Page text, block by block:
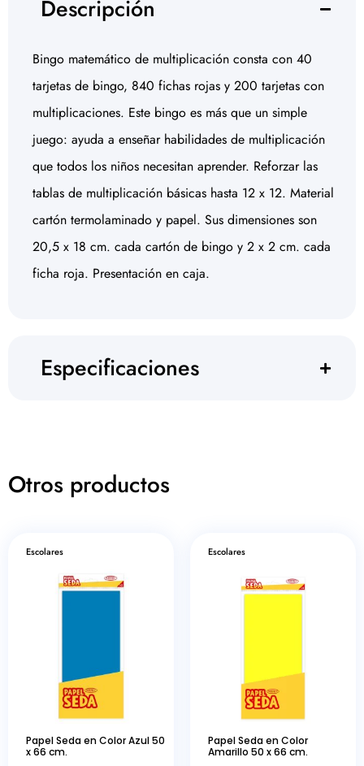
Descripción
Bingo matemático de multiplicación consta con 40
tarjetas de bingo, 840 fichas rojas y 200 tarjetas con
multiplicaciones. Este bingo es más que un simple
juego: ayuda a enseñar habilidades de multiplicación
que todos los niños necesitan aprender. Reforzar las
tablas de multiplicación básicas hasta 12 x 12. Material
cartón termolaminado y papel. Sus dimensiones son
20,5 x 18 cm. cada cartón de bingo y 2 x 2 cm. cada
ficha roja. Presentación en caja.
Especificaciones
Otros productos
Escolares
Papel Seda en Color Azul 50
x 66 cm.
Escolares
Papel Seda en Color
Amarillo 50 x 66 cm.